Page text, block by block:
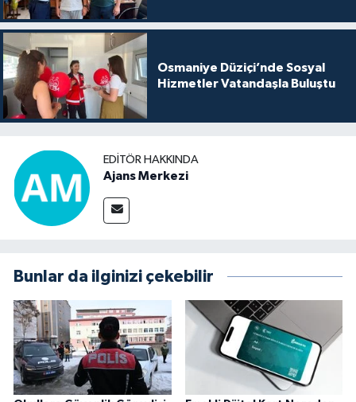
Osmaniye Düziçi’nde Sosyal
Hizmetler Vatandaşla Buluştu
EDITÖR HAKKINDA
Ajans Merkezi
Bunlar da ilginizi çekebilir